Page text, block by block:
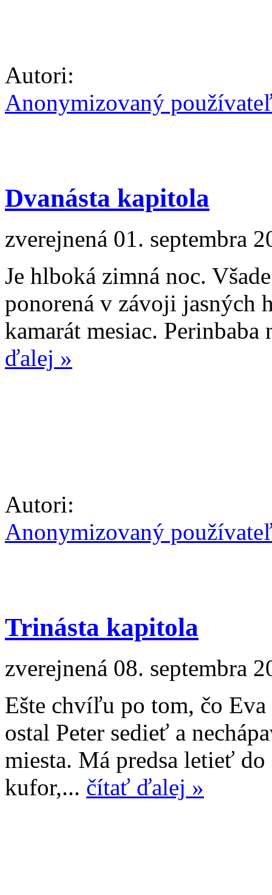
Autori:
Anonymizovaný
Dvanásta kapitola
zverejnená 01. septembra
Je hlboká zimná noc.
ponorená v závoji jasných
kamarát mesiac.
ďalej »
Autori:
Anonymizovaný
Trinásta kapitola
zverejnená 08. septembra
Ešte chvíľu po tom, čo
ostal Peter sedieť a
miesta. Má predsa letieť
kufor,... čítať ďalej »